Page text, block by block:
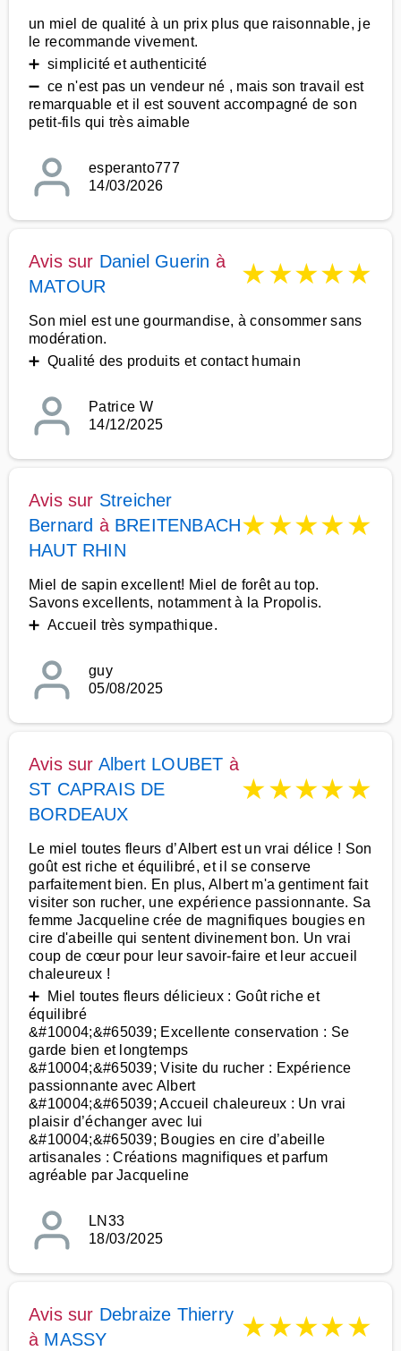
un miel de qualité à un prix plus que raisonnable, je
le recommande vivement.
➕ simplicité et authenticité
➖ ce n'est pas un vendeur né , mais son travail est
remarquable et il est souvent accompagné de son
petit-fils qui très aimable
esperanto777
14/03/2026
Avis sur Daniel Guerin à
MATOUR
★★★★★
Son miel est une gourmandise, à consommer sans
modération.
➕ Qualité des produits et contact humain
Patrice W
14/12/2025
Avis sur Streicher
Bernard à BREITENBACH
HAUT RHIN
★★★★★
Miel de sapin excellent! Miel de forêt au top.
Savons excellents, notamment à la Propolis.
➕ Accueil très sympathique.
guy
05/08/2025
Avis sur Albert LOUBET à
ST CAPRAIS DE
BORDEAUX
★★★★★
Le miel toutes fleurs d’Albert est un vrai délice ! Son
goût est riche et équilibré, et il se conserve
parfaitement bien. En plus, Albert m'a gentiment fait
visiter son rucher, une expérience passionnante. Sa
femme Jacqueline crée de magnifiques bougies en
cire d'abeille qui sentent divinement bon. Un vrai
coup de cœur pour leur savoir-faire et leur accueil
chaleureux !
➕ Miel toutes fleurs délicieux : Goût riche et
équilibré
&#10004;&#65039; Excellente conservation : Se
garde bien et longtemps
&#10004;&#65039; Visite du rucher : Expérience
passionnante avec Albert
&#10004;&#65039; Accueil chaleureux : Un vrai
plaisir d’échanger avec lui
&#10004;&#65039; Bougies en cire d’abeille
artisanales : Créations magnifiques et parfum
agréable par Jacqueline
LN33
18/03/2025
Avis sur Debraize Thierry
à MASSY ★★★★★